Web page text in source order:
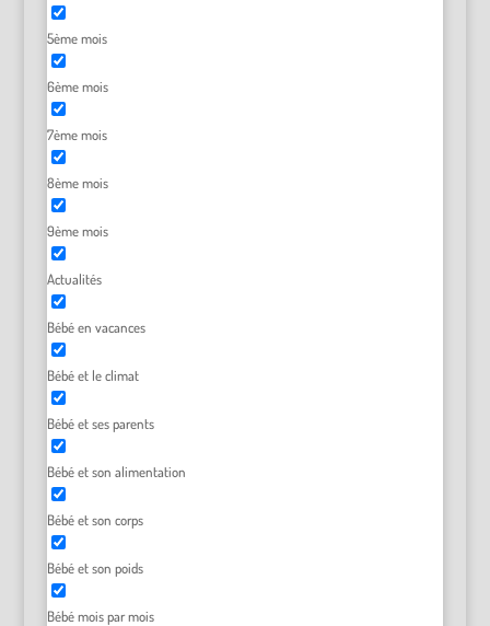
5ème mois
6ème mois
7ème mois
8ème mois
9ème mois
Actualités
Bébé en vacances
Bébé et le climat
Bébé et ses parents
Bébé et son alimentation
Bébé et son corps
Bébé et son poids
Bébé mois par mois